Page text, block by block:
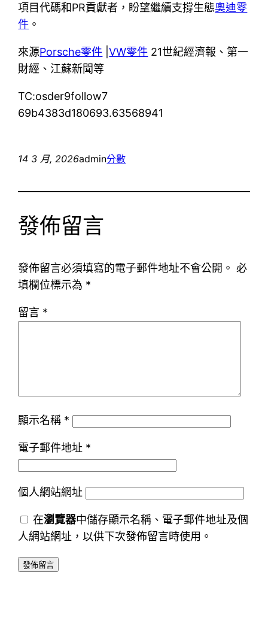
項目代碼和PR貢獻者，盼望繼續支撐生態奧迪零
件 。
來源Porsche零件 |VW零件 21世紀經濟報、第一
財經、江蘇新聞等
TC:osder9follow7
69b4383d180693.63568941
14 3 月, 2026admin分數
發佈留言
發佈留言必須填寫的電子郵件地址不會公開。 必
填欄位標示為 *
留言 *
顯示名稱 *
電子郵件地址 *
個人網站網址
在瀏覽器中儲存顯示名稱、電子郵件地址及個
人網站網址，以供下次發佈留言時使用。